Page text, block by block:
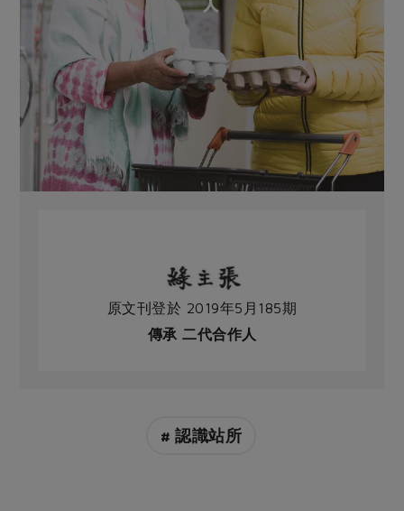
原文刊登於 2019年5月185期
傳承 二代合作人
# 認識站所